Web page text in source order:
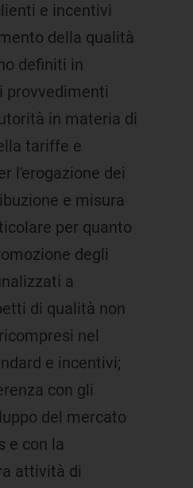
e incentivi
della qualità
definiti in
provvedimenti
in materia di
tariffe e
l'erogazione dei
e misura
per quanto
degli
a
di qualità non
nel
e incentivi;
con gli
del mercato
e con la
attività di